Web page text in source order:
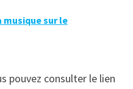
musique sur le
pouvez consulter le lien